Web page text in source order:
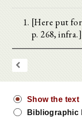
[Here put for
p. 268,
Show the text
Bibliographic